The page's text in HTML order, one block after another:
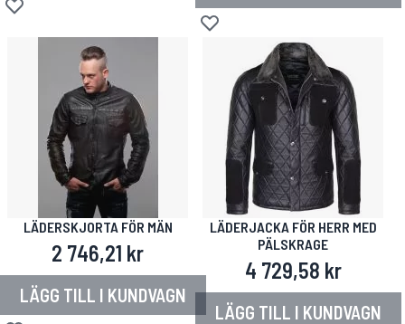
Lägg till i önskelista
Lägg till i önskelista
LÄDERSKJORTA FÖR MÄN
2 746,21 kr
LÄGG TILL I KUNDVAGN
LÄDERJACKA FÖR HERR MED
PÄLSKRAGE
4 729,58 kr
LÄGG TILL I KUNDVAGN